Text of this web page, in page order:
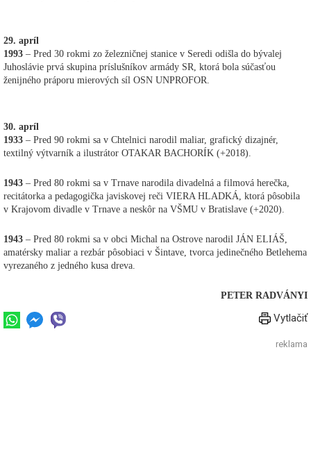
29. apríl
1993 – Pred 30 rokmi zo železničnej stanice v Seredi odišla do bývalej
Juhoslávie prvá skupina príslušníkov armády SR, ktorá bola súčasťou
ženijného práporu mierových síl OSN UNPROFOR.
30. apríl
1933 – Pred 90 rokmi sa v Chtelnici narodil maliar, grafický dizajnér,
textilný výtvarník a ilustrátor OTAKAR BACHORÍK (+2018).
1943 – Pred 80 rokmi sa v Trnave narodila divadelná a filmová herečka,
recitátorka a pedagogička javiskovej reči VIERA HLADKÁ, ktorá pôsobila
v Krajovom divadle v Trnave a neskôr na VŠMU v Bratislave (+2020).
1943 – Pred 80 rokmi sa v obci Michal na Ostrove narodil JÁN ELIÁŠ,
amatérsky maliar a rezbár pôsobiaci v Šintave, tvorca jedinečného Betlehema
vyrezaného z jedného kusa dreva.
PETER RADVÁNYI
Vytlačiť
reklama